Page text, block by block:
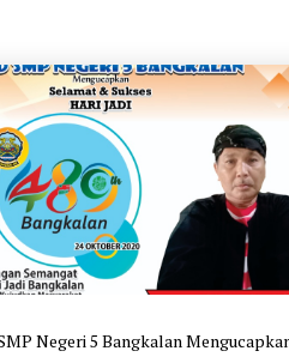
Negeri 5 Bangkalan